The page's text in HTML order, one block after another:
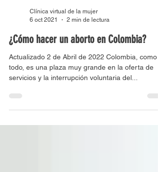
Clínica virtual de la mujer
6 oct 2021
2 min de lectura
¿Cómo hacer un aborto en Colombia?
todo, es una plaza muy grande en la oferta de